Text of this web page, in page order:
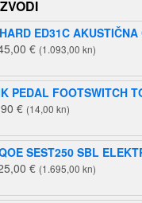
ED31C AKUSTIČNA
€ (1.093,00 kn)
PEDAL FOOTSWITCH
€ (14,00 kn)
SEST250 SBL
€ (1.695,00 kn)